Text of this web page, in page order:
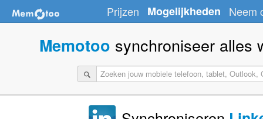
Prijzen Mogelijkheden Neem
Memotoo synchroniseer alles